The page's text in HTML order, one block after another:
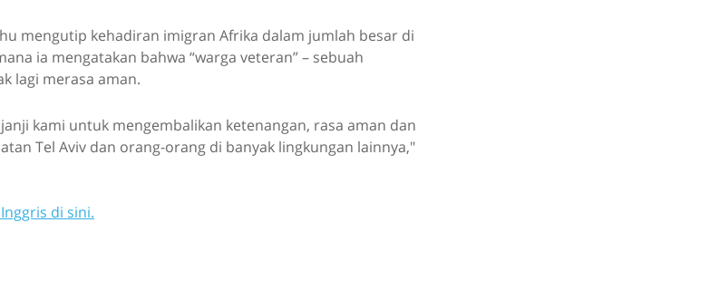
mengutip kehadiran imigran Afrika dalam jumlah besar di
ia mengatakan bahwa “warga veteran” – sebuah
lagi merasa aman.
kami untuk mengembalikan ketenangan, rasa aman dan
Tel Aviv dan orang-orang di banyak lingkungan lainnya,"
di sini.